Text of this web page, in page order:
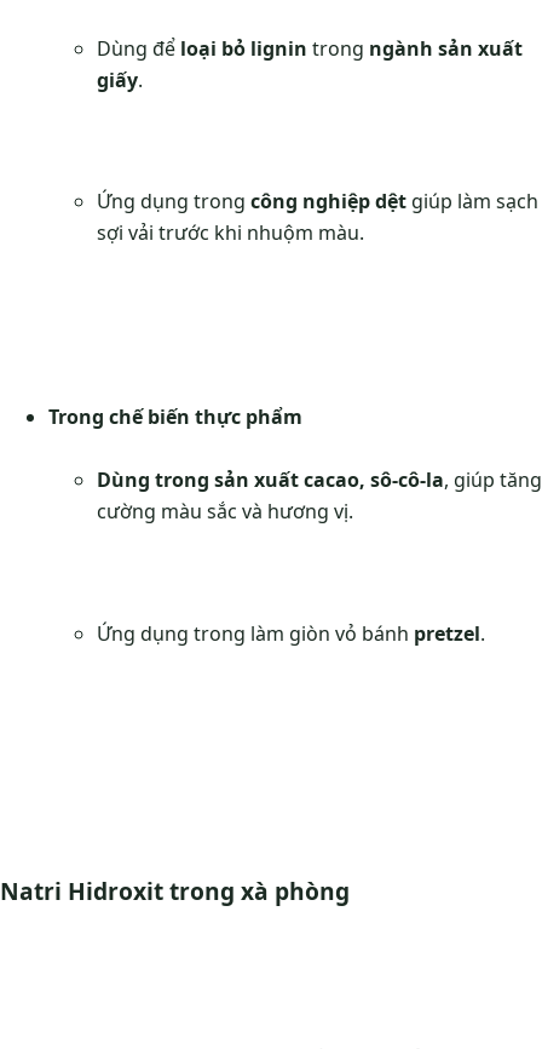
Dùng để loại bỏ lignin trong ngành sản xuất
giấy.
Ứng dụng trong công nghiệp dệt giúp làm sạch
sợi vải trước khi nhuộm màu.
Trong chế biến thực phẩm
Dùng trong sản xuất cacao, sô-cô-la, giúp tăng
cường màu sắc và hương vị.
Ứng dụng trong làm giòn vỏ bánh pretzel.
Natri Hidroxit trong xà phòng